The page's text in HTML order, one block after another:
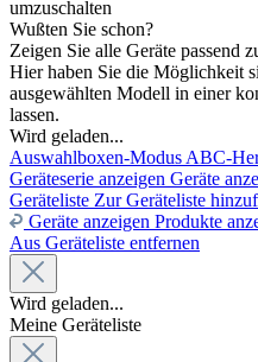
umzuschalten
Wußten Sie schon?
Zeigen Sie alle Geräte passend
Hier haben Sie die Möglichkeit
ausgewählten Modell in einer
lassen.
Wird geladen...
Auswahlboxen-Modus ABC-
Geräteserie anzeigen Geräte
Geräteliste Zur Geräteliste
Geräte anzeigen Produkte
Aus Geräteliste entfernen
Wird geladen...
Meine Geräteliste